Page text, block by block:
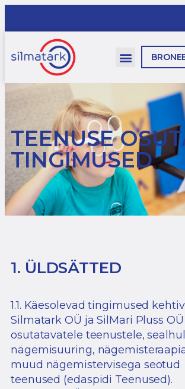
TEENUSE
TINGIMUSED
1. ÜLDSÄTTED
1.1. Käesolevad tingimused
Silmatark OÜ ja SilMari Pluss
osutatavatele teenustele,
nägemisuuring,
muud nägemistervisega seotud
teenused (edaspidi Teenused).